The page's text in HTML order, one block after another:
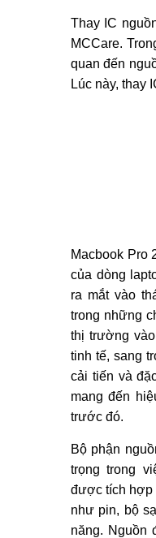
Thay IC
MCCare.
quan đến
Lúc này, thay
Macbook Pro
của dòng
ra mắt vào
trong những
thị trường
tinh tế, sang
cải tiến và
mang đến
trước đó.
Bộ phận
trọng trong
được tích hợp
như pin, bộ
năng. Nguồn